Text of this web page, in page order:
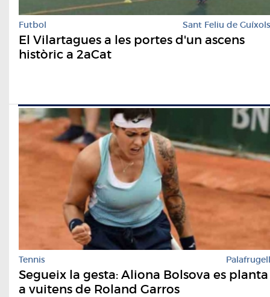
Futbol Sant Feliu de Guíxols
El Vilartagues a les portes d'un ascens
històric a 2aCat
Tennis Palafrugell
Segueix la gesta: Aliona Bolsova es planta
a vuitens de Roland Garros